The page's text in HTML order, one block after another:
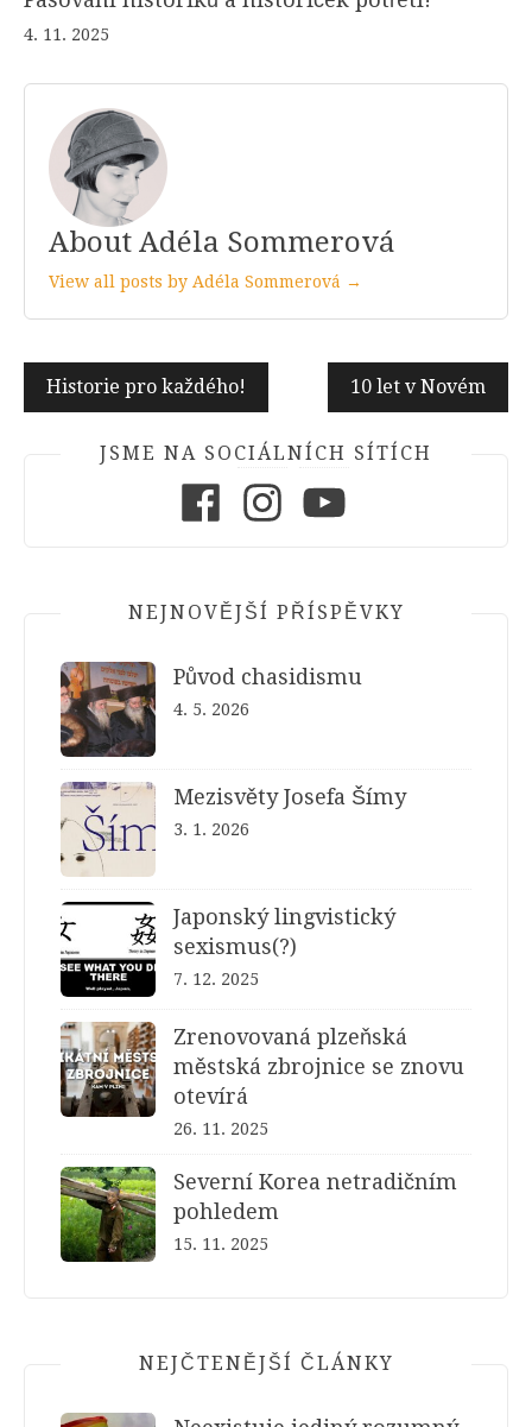
4. 11. 2025
About Adéla Sommerová
View all posts by Adéla Sommerová →
Navigace
pro
příspěvek
Historie pro každého! 10 let v Novém
JSME NA SOCIÁLNÍCH SÍTÍCH
NEJNOVĚJŠÍ PŘÍSPĚVKY
Původ chasidismu
4. 5. 2026
Mezisvěty Josefa Šímy
3. 1. 2026
Japonský lingvistický
sexismus(?)
7. 12. 2025
Zrenovovaná plzeňská
městská zbrojnice se znovu
otevírá
26. 11. 2025
Severní Korea netradičním
pohledem
15. 11. 2025
NEJČTENĚJŠÍ ČLÁNKY